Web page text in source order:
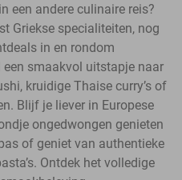
een andere culinaire reis?
Griekse specialiteiten, nog
in en rondom
smaakvol uitstapje naar
kruidige Thaise curry’s of
Blijf je liever in Europese
ongedwongen genieten
of geniet van authentieke
Ontdek het volledige